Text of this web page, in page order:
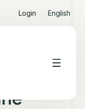
Login English